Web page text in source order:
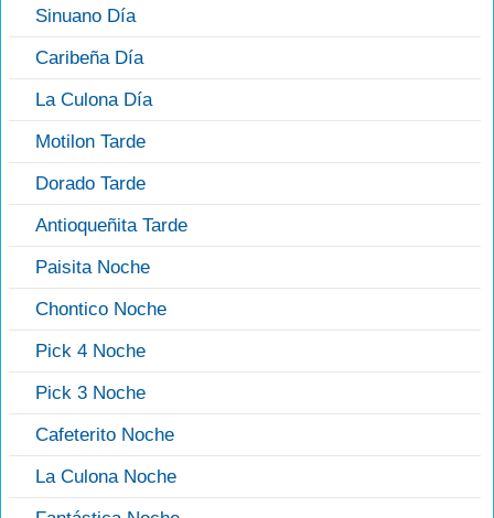
Sinuano Día
Caribeña Día
La Culona Día
Motilon Tarde
Dorado Tarde
Antioqueñita Tarde
Paisita Noche
Chontico Noche
Pick 4 Noche
Pick 3 Noche
Cafeterito Noche
La Culona Noche